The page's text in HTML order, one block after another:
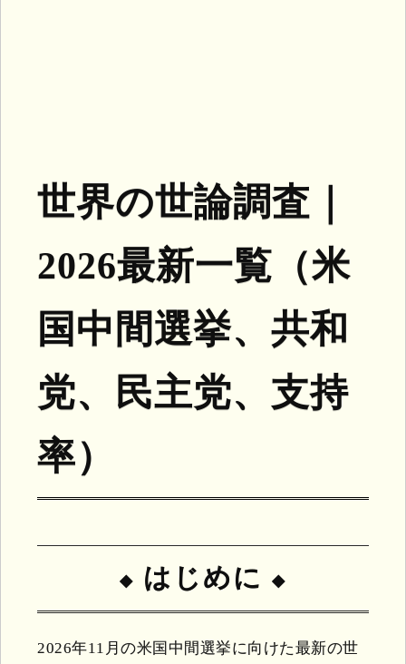
世界の世論調査｜
2026最新一覧（米
国中間選挙、共和
党、民主党、支持
率）
はじめに
2026年11月の米国中間選挙に向けた最新の世